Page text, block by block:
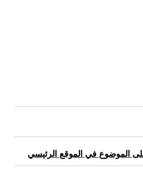
الموضوع في الموقع الرئيسي